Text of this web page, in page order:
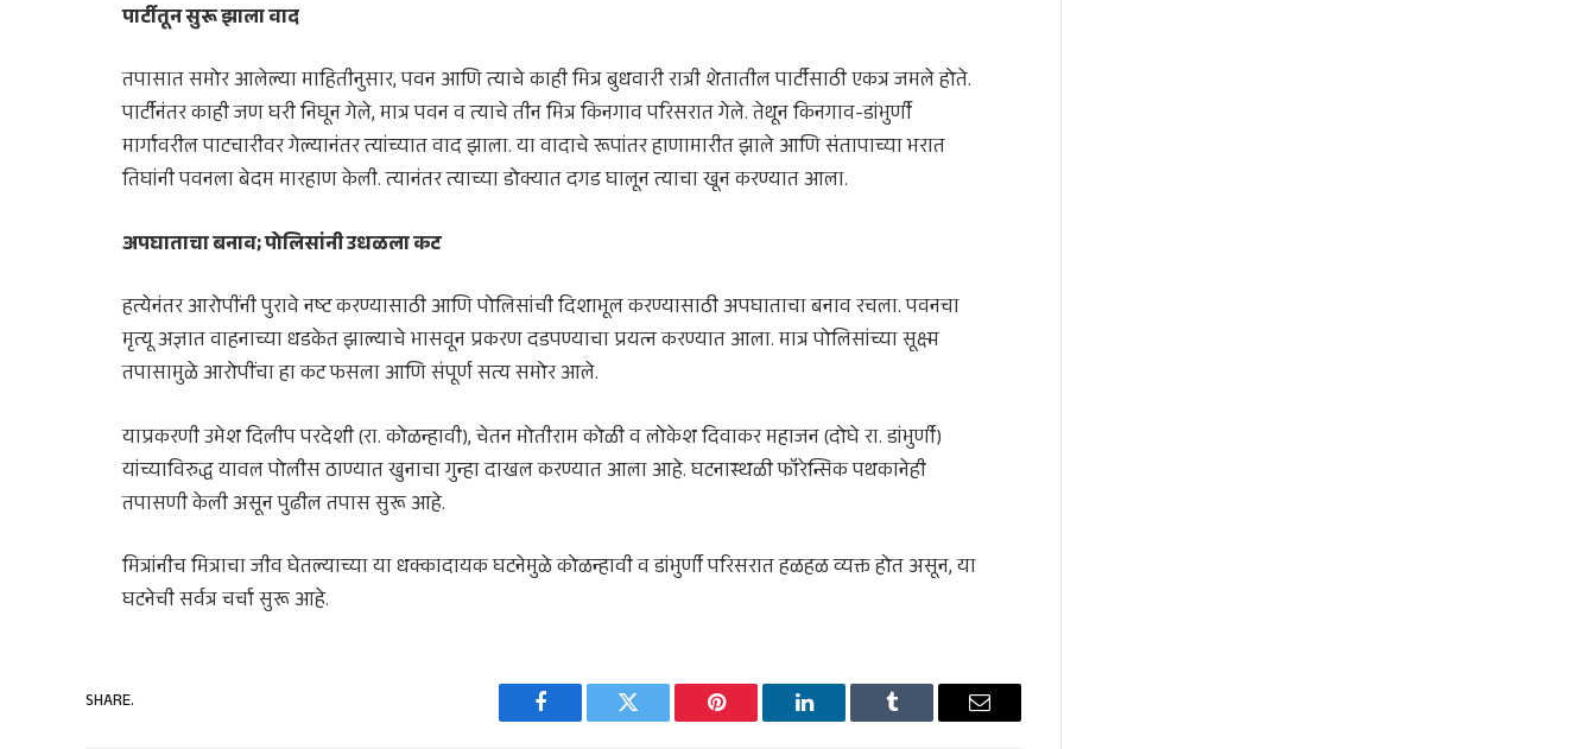
पार्टीतून सुरू झाला वाद
तपासात समोर आलेल्या माहितीनुसार, पवन आणि त्याचे काही मित्र बुधवारी रात्री शेतातील पार्टीसाठी एकत्र जमले होते.
पार्टीनंतर काही जण घरी निघून गेले, मात्र पवन व त्याचे तीन मित्र किनगाव परिसरात गेले. तेथून किनगाव-डांभुर्णी
मार्गावरील पाटचारीवर गेल्यानंतर त्यांच्यात वाद झाला. या वादाचे रूपांतर हाणामारीत झाले आणि संतापाच्या भरात
तिघांनी पवनला बेदम मारहाण केली. त्यानंतर त्याच्या डोक्यात दगड घालून त्याचा खून करण्यात आला.
अपघाताचा बनाव; पोलिसांनी उधळला कट
हत्येनंतर आरोपींनी पुरावे नष्ट करण्यासाठी आणि पोलिसांची दिशाभूल करण्यासाठी अपघाताचा बनाव रचला. पवनचा
मृत्यू अज्ञात वाहनाच्या धडकेत झाल्याचे भासवून प्रकरण दडपण्याचा प्रयत्न करण्यात आला. मात्र पोलिसांच्या सूक्ष्म
तपासामुळे आरोपींचा हा कट फसला आणि संपूर्ण सत्य समोर आले.
याप्रकरणी उमेश दिलीप परदेशी (रा. कोळन्हावी), चेतन मोतीराम कोळी व लोकेश दिवाकर महाजन (दोघे रा. डांभुर्णी)
यांच्याविरुद्ध यावल पोलीस ठाण्यात खुनाचा गुन्हा दाखल करण्यात आला आहे. घटनास्थळी फॉरेन्सिक पथकानेही
तपासणी केली असून पुढील तपास सुरू आहे.
मित्रांनीच मित्राचा जीव घेतल्याच्या या धक्कादायक घटनेमुळे कोळन्हावी व डांभुर्णी परिसरात हळहळ व्यक्त होत असून, या
घटनेची सर्वत्र चर्चा सुरू आहे.
SHARE.
Facebook Twitter Pinterest LinkedIn Tumblr Email